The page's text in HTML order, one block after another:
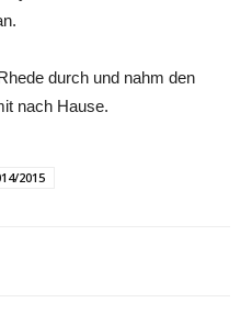
durch und nahm den
nach Hause.
2015